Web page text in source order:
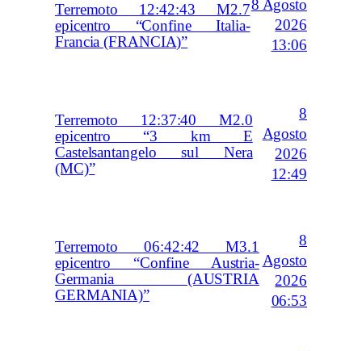
Terremoto 12:42:43 M2.7
epicentro “Confine Italia-
Francia (FRANCIA)”
8 Agosto
2026
13:06
Terremoto 12:37:40 M2.0
epicentro “3 km E
Castelsantangelo sul Nera
(MC)”
8
Agosto
2026
12:49
Terremoto 06:42:42 M3.1
epicentro “Confine Austria-
Germania (AUSTRIA
GERMANIA)”
8
Agosto
2026
06:53